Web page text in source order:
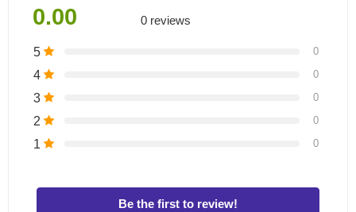
0.00 0 reviews
5 0
4 0
3 0
2 0
1 0
Be the first to review!